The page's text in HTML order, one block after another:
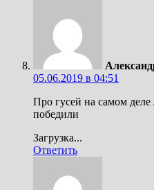
05.06.2019 в 04:51
Про гусей на самом деле
победили
Загрузка...
Ответить